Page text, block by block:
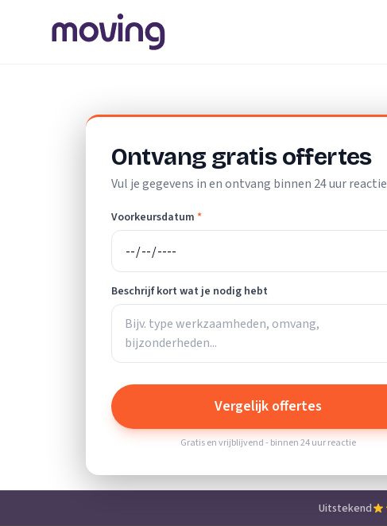
Ontvang gratis offertes
Vul je gegevens in en ontvang binnen 24 uur reactie
Voorkeursdatum *
Beschrijf kort wat je nodig hebt
Vergelijk offertes
Gratis en vrijblijvend - binnen 24 uur reactie
Uitstekend